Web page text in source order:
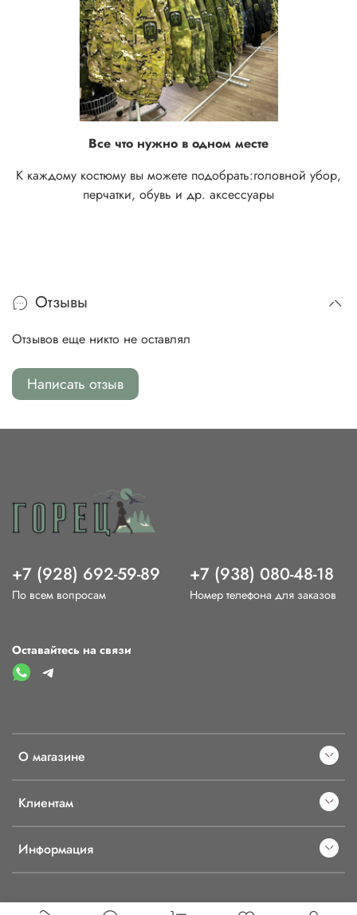
Все что нужно в одном месте
К каждому костюму вы можете подобрать:головной убор,
перчатки, обувь и др. аксессуары
Отзывы
Отзывов еще никто не оставлял
Написать отзыв
О магазине
Клиентам
Информация
+7 (928) 692-59-89
По всем вопросам
+7 (938) 080-48-18
Номер телефона для заказов
Оставайтесь на связи